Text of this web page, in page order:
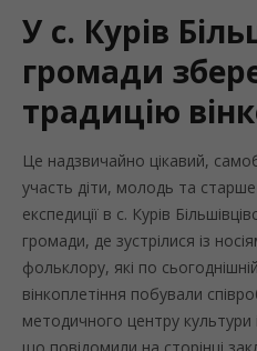
У с. Курів
громади
традицію
Це надзвичайно цікавий,
участь діти, молодь та
експедиції в с. Курів
громади, де зустрілися із
фольклору, які по
вінкоплетіння побували
методичного центру